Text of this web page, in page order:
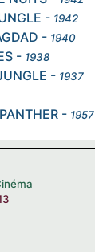
- 1942
- 1940
- 1938
- 1937
- 1957